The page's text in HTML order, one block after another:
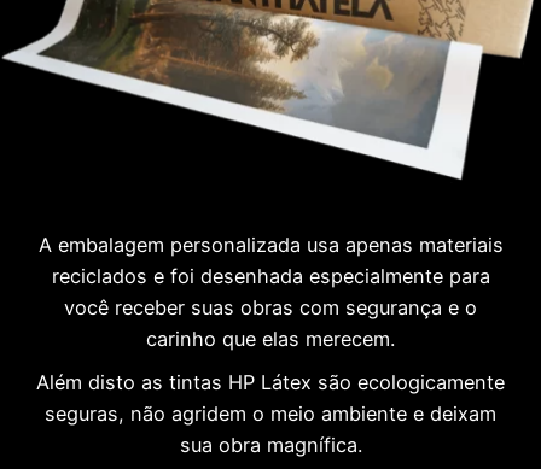
A embalagem personalizada usa apenas materiais
reciclados e foi desenhada especialmente para
você receber suas obras com segurança e o
carinho que elas merecem.
Além disto as tintas HP Látex são ecologicamente
seguras, não agridem o meio ambiente e deixam
sua obra magnífica.